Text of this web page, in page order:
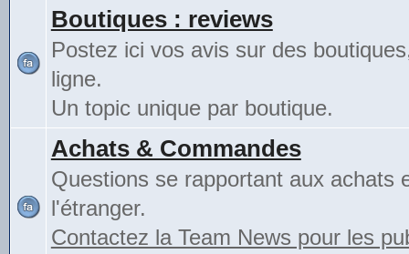
Boutiques : reviews
Postez ici vos avis sur des
ligne.
Un topic unique par boutique.
Achats & Commandes
Questions se rapportant aux achats
l'étranger.
Contactez la Team News pour les